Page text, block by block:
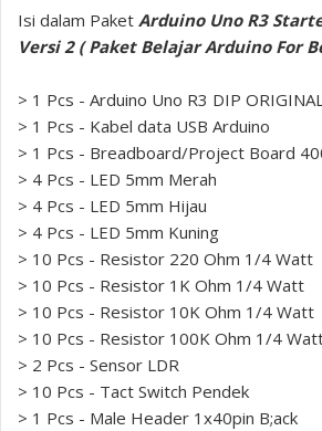
Isi dalam Paket Arduino Uno R3
Versi 2 ( Paket Belajar Arduino For
> 1 Pcs - Arduino Uno R3 DIP
> 1 Pcs - Kabel data USB Arduino
> 1 Pcs - Breadboard/Project Board
> 4 Pcs - LED 5mm Merah
> 4 Pcs - LED 5mm Hijau
> 4 Pcs - LED 5mm Kuning
> 10 Pcs - Resistor 220 Ohm 1/4 Watt
> 10 Pcs - Resistor 1K Ohm 1/4 Watt
> 10 Pcs - Resistor 10K Ohm 1/4 Watt
> 10 Pcs - Resistor 100K Ohm 1/4
> 2 Pcs - Sensor LDR
> 10 Pcs - Tact Switch Pendek
> 1 Pcs - Male Header 1x40pin B;ack